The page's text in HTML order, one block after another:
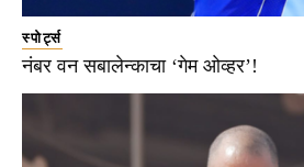
स्पोर्ट्स
नंबर वन सबालेन्काचा ‘गेम ओव्हर’!